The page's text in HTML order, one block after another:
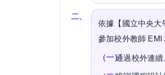
依據【國立中央大
參加校外教師 EMI
通過校外連